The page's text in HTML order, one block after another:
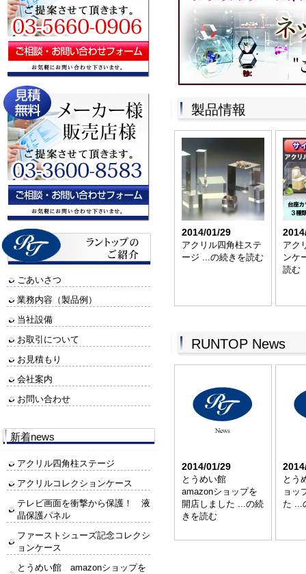
製品情報
2014/01/29
アクリル四角柱ステ
ージ ...の続きを読む
アク
ンケ
読む
RUNTOP News
2014/01/29
とうめい館
amazonショップを
開店しました ...の続
きを読む
とう
ョッ
た ...
ごあいさつ
業務内容（製品例）
当社設備
お取引について
お見積もり
会社案内
お問い合わせ
新着news
アクリル四角柱ステージ
アクリルコレクションケース
テレビ画面を衝撃から保護！ 液
晶保護パネル
ファーストシューズ記念コレクシ
ョンケース
とうめい館 amazonショップを